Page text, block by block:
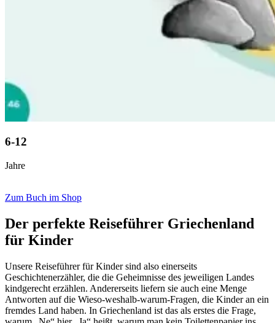
6-12
Jahre
Zum Buch im Shop
Der perfekte Reiseführer Griechenland
für Kinder
Unsere Reiseführer für Kinder sind also einerseits
Geschichtenerzähler, die die Geheimnisse des jeweiligen Landes
kindgerecht erzählen. Andererseits liefern sie auch eine Menge
Antworten auf die Wieso-weshalb-warum-Fragen, die Kinder an ein
fremdes Land haben. In Griechenland ist das als erstes die Frage,